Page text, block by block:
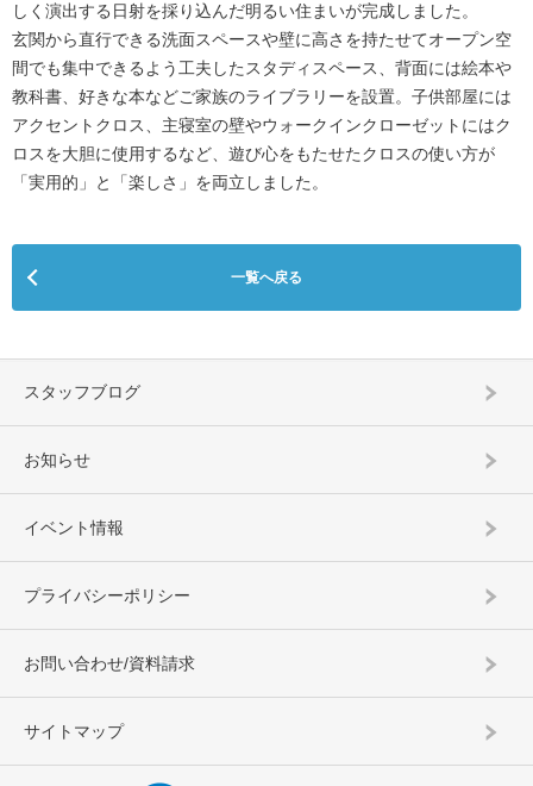
しく演出する日射を採り込んだ明るい住まいが完成しました。
玄関から直行できる洗面スペースや壁に高さを持たせてオープン空
間でも集中できるよう工夫したスタディスペース、背面には絵本や
教科書、好きな本などご家族のライブラリーを設置。子供部屋には
アクセントクロス、主寝室の壁やウォークインクローゼットにはク
ロスを大胆に使用するなど、遊び心をもたせたクロスの使い方が
「実用的」と「楽しさ」を両立しました。
一覧へ戻る
スタッフブログ
お知らせ
イベント情報
プライバシーポリシー
お問い合わせ/資料請求
サイトマップ